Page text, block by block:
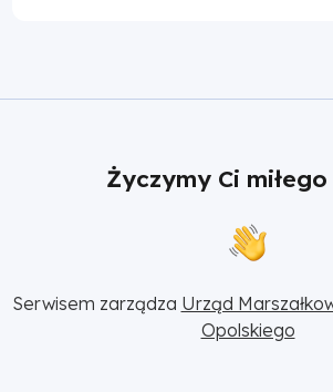
Życzymy Ci miłego
Serwisem zarządza Urząd
Opolskiego